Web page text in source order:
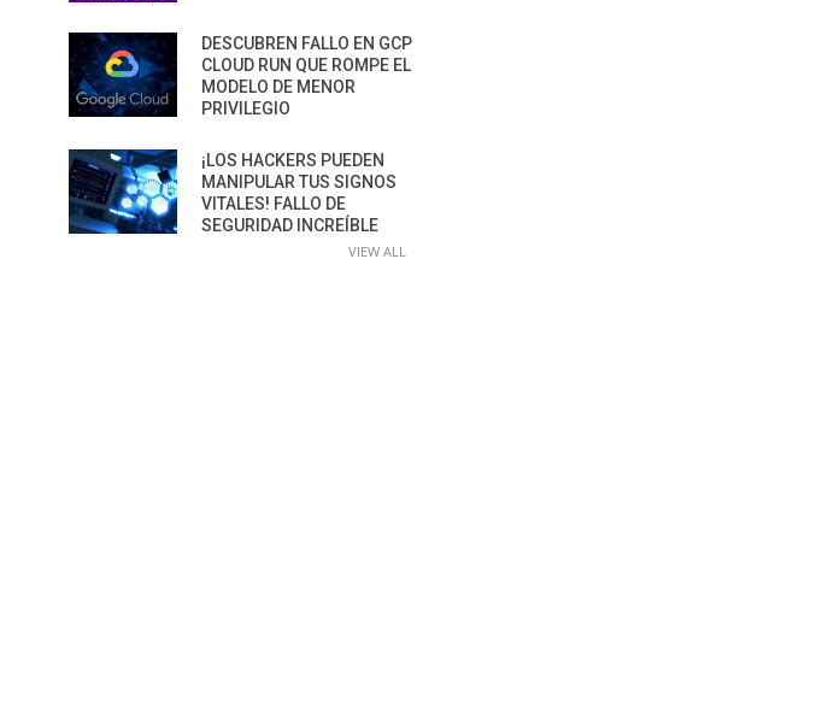
DESCUBREN FALLO EN GCP
CLOUD RUN QUE ROMPE EL
MODELO DE MENOR
PRIVILEGIO
¡LOS HACKERS PUEDEN
MANIPULAR TUS SIGNOS
VITALES! FALLO DE
SEGURIDAD INCREÍBLE
VIEW ALL